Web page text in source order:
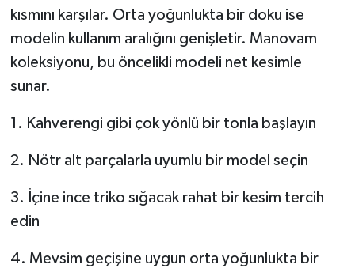
kısmını karşılar. Orta yoğunlukta bir doku ise
modelin kullanım aralığını genişletir. Manovam
koleksiyonu, bu öncelikli modeli net kesimle
sunar.
1. Kahverengi gibi çok yönlü bir tonla başlayın
2. Nötr alt parçalarla uyumlu bir model seçin
3. İçine ince triko sığacak rahat bir kesim tercih
edin
4. Mevsim geçişine uygun orta yoğunlukta bir